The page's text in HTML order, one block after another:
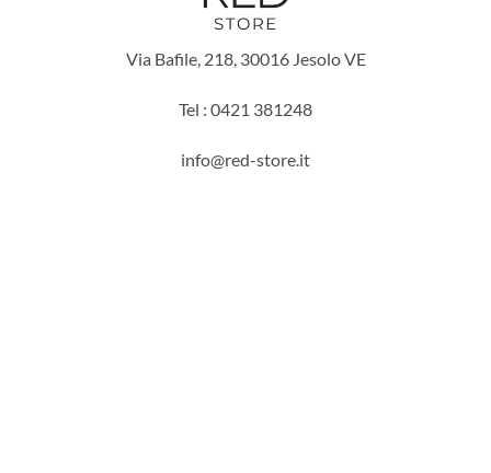
Via Bafile, 218, 30016 Jesolo VE
Tel : 0421 381248
info@red-store.it